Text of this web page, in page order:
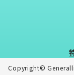
Copyright©